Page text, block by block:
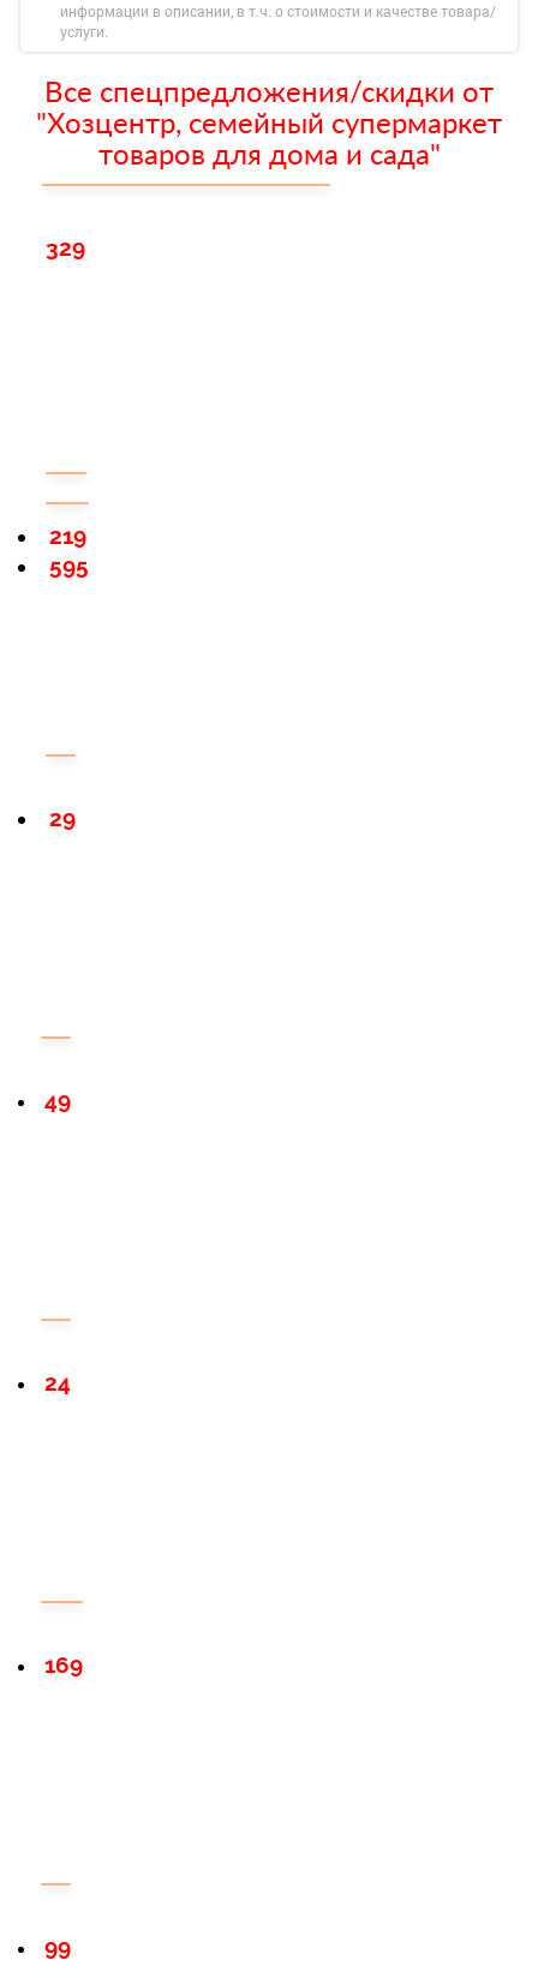
информации в описании, в т.ч. о стоимости и качестве товара/
услуги.
Все спецпредложения/скидки от
"Хозцентр, семейный супермаркет
товаров для дома и сада"
329
595
219
29
49
24
169
99